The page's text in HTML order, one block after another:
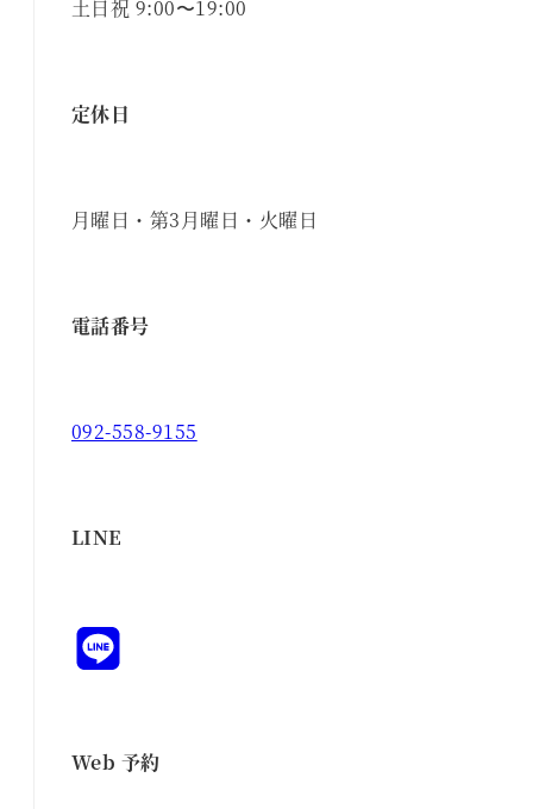
土日祝 9:00〜19:00
定休日
月曜日・第3月曜日・火曜日
電話番号
092-558-9155
LINE
Web 予約